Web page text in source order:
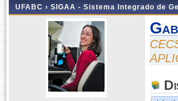
UFABC › SIGAA - Sistema Integrado de